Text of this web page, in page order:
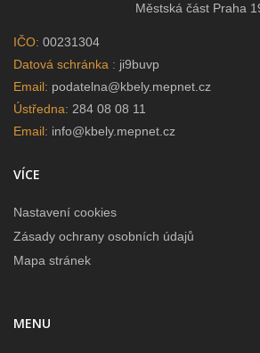
Městská část Praha
IČO: 00231304
Datová schránka : ji9buvp
Email: podatelna@kbely.mepnet.cz
Ústředna: 284 08 08 11
Email: info@kbely.mepnet.cz
VÍCE
Nastavení cookies
Zásady ochrany osobních údajů
Mapa stránek
MENU